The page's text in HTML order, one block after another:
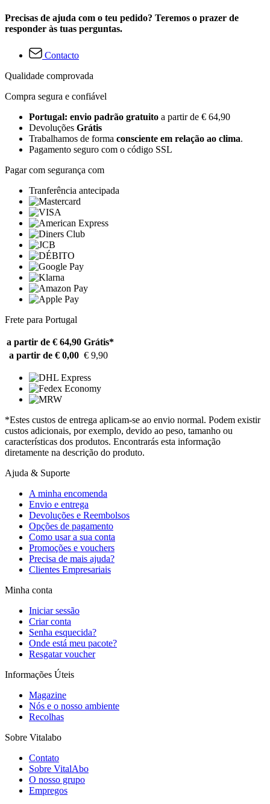
Precisas de ajuda com o teu pedido? Teremos o prazer de
responder às tuas perguntas.
Contacto
Qualidade comprovada
Compra segura e confiável
Portugal: envio padrão gratuito a partir de € 64,90
Devoluções Grátis
Trabalhamos de forma consciente em relação ao clima.
Pagamento seguro com o código SSL
Pagar com segurança com
Tranferência antecipada
Frete para Portugal
a partir de € 64,90 Grátis*
a partir de € 0,00 € 9,90
*Estes custos de entrega aplicam-se ao envio normal. Podem existir
custos adicionais, por exemplo, devido ao peso, tamanho ou
características dos produtos. Encontrarás esta informação
diretamente na descrição do produto.
Ajuda & Suporte
A minha encomenda
Envio e entrega
Devoluções e Reembolsos
Opções de pagamento
Como usar a sua conta
Promoções e vouchers
Precisa de mais ajuda?
Clientes Empresariais
Minha conta
Iniciar sessão
Criar conta
Senha esquecida?
Onde está meu pacote?
Resgatar voucher
Informações Úteis
Magazine
Nós e o nosso ambiente
Recolhas
Sobre Vitalabo
Contato
Sobre VitalAbo
O nosso grupo
Empregos